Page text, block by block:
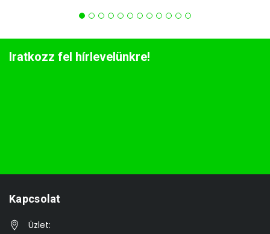
Iratkozz fel hírlevelünkre!
Kapcsolat
Üzlet: